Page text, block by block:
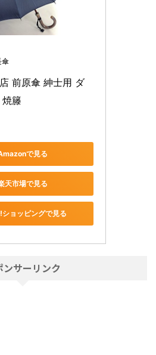
傘
前原傘 紳士用 ダ
籐
で見る
天市場で見る
ョッピングで見る
ンサーリンク